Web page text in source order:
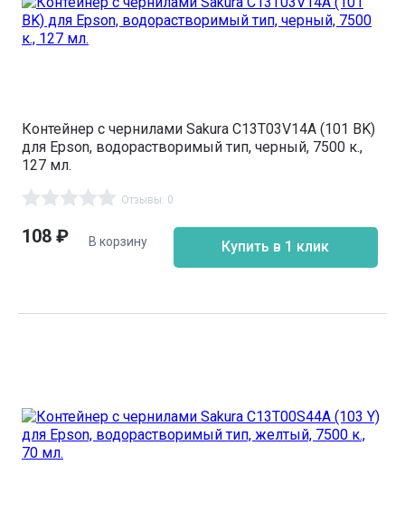
Контейнер с чернилами Sakura C13T03V14A (101 BK)
для Epson, водорастворимый тип, черный, 7500 к.,
127 мл.
Отзывы: 0
108 ₽ В корзину Купить в 1 клик